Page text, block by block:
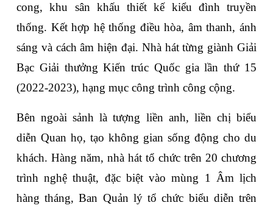
cong, khu sân khấu thiết kế kiểu đình truyền
thống. Kết hợp hệ thống điều hòa, âm thanh, ánh
sáng và cách âm hiện đại. Nhà hát từng giành Giải
Bạc Giải thưởng Kiến trúc Quốc gia lần thứ 15
(2022-2023), hạng mục công trình công cộng.
Bên ngoài sảnh là tượng liền anh, liền chị biểu
diễn Quan họ, tạo không gian sống động cho du
khách. Hàng năm, nhà hát tổ chức trên 20 chương
trình nghệ thuật, đặc biệt vào mùng 1 Âm lịch
hàng tháng, Ban Quản lý tổ chức biểu diễn trên